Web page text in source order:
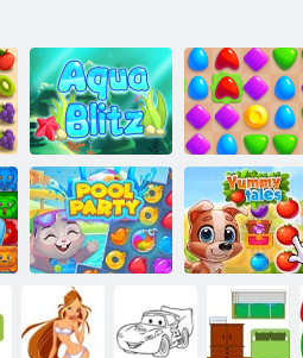
Aqua Blitz Mérkőzés Aréna